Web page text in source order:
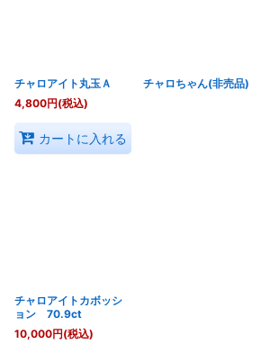
チャロアイト丸玉Ａ
4,800円(税込)
カートに入れる
チャロちゃん(非売品)
チャロアイトカボッシ
ョン 70.9ct
10,000円(税込)